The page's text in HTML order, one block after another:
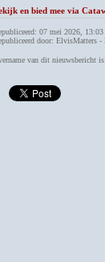
en bied mee via
07 mei 2026, 13:03
door: ElvisMatters -
van dit nieuwsbericht